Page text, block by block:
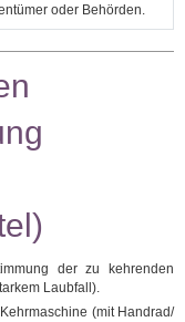
oder Behörden.
der zu kehrenden
Laubfall).
(mit Handrad/